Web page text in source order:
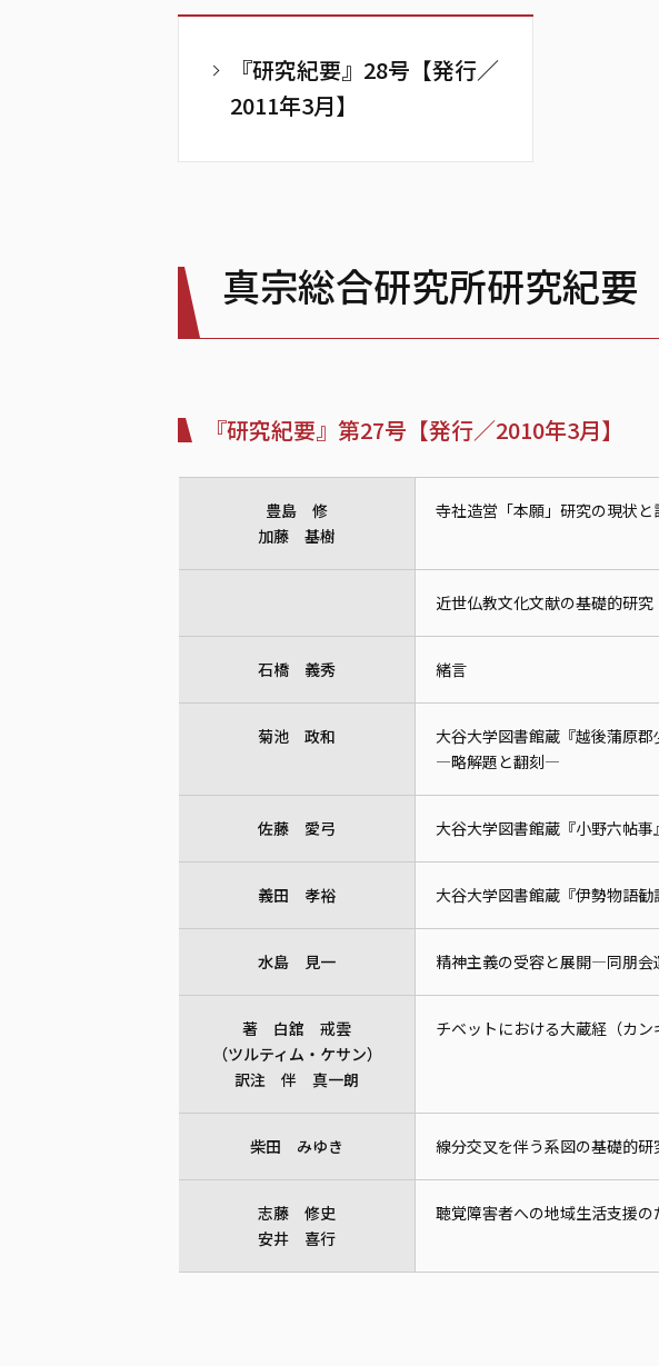
『研究紀要』28号【発行／
2011年3月】
真宗総合研究所研究紀要
『研究紀要』第27号【発行／2010年3月】
豊島 修
加藤 基樹
寺社造営「本願」研究の現状と
近世仏教文化文献の基礎的研究
石橋 義秀 緒言
菊池 政和
大谷大学図書館蔵『越後蒲原
—略解題と翻刻—
佐藤 愛弓 大谷大学図書館蔵『小野六帖
義田 孝裕 大谷大学図書館蔵『伊勢物語
水島 見一 精神主義の受容と展開—同朋
著 白舘 戒雲
（ツルティム・ケサン）
訳注 伴 真一朗
チベットにおける大蔵経（カ
柴田 みゆき 線分交叉を伴う系図の基礎的研
志藤 修史
安井 喜行
聴覚障害者への地域生活支援